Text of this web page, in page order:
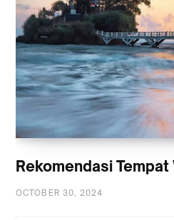
Rekomendasi
OCTOBER 30, 2024